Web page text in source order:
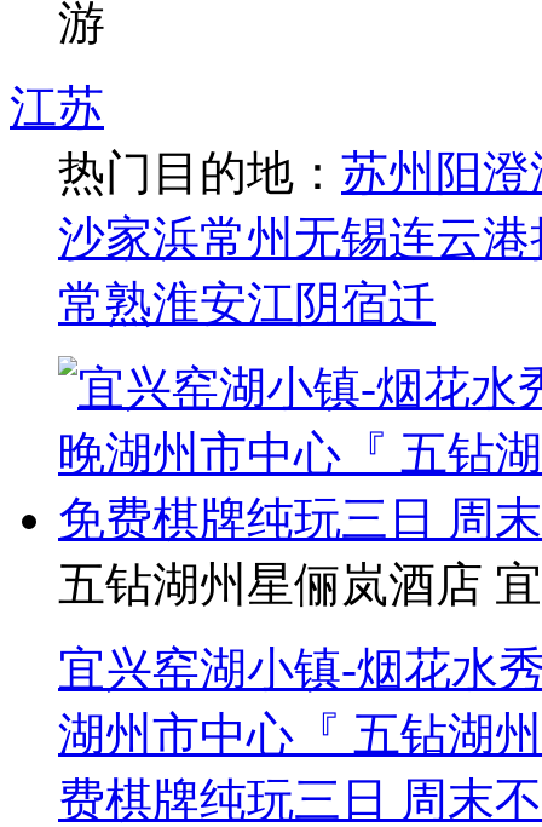
游
江苏
热门目的地： 苏州 阳
沙家浜常州 无锡连云港
常熟淮安江阴宿迁
五钻湖州星俪岚酒店
宜兴窑湖小镇-烟花水
湖州市中心『 五钻湖
费棋牌纯玩三日 周末